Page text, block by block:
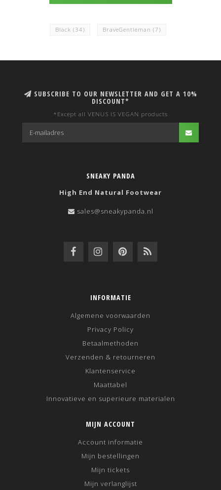
Black (34) BraveGentleman (7)
SUBSCRIBE TO OUR NEWSLETTER AND GET A 10%
DISCOUNT*
*Except all VENUS IS VEGAN products
SNEAKY PANDA
High End Natural Footwear
sales@sneakypanda.nl
INFORMATIE
Algemene voorwaarden
Privacy Policy
Betaalmethoden
Verzenden & retourneren
Klantenservice
Maattabel
Innovatieve en superieure materialen
MIJN ACCOUNT
Account informatie
Mijn bestellingen
Mijn tickets
Mijn verlanglijst